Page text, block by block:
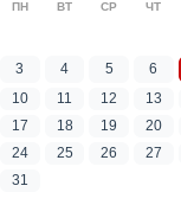
ПН ВТ СР ЧТ
3
4 5 6
10
11 12 13
17
18 19 20
24
25 26 27
31